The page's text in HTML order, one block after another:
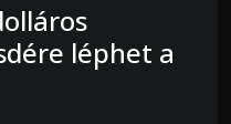
léphet a